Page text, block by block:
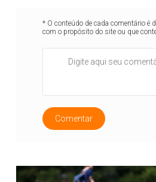
* O conteúdo de cada comentário é
com o propósito do site ou que
Comentar